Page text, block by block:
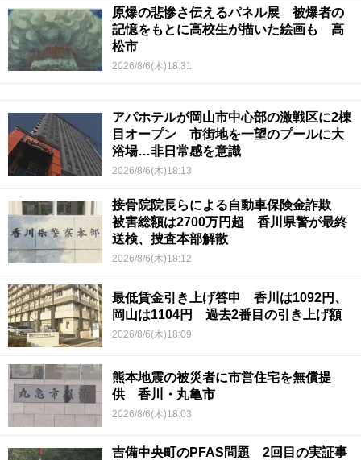
原爆の悲惨さ伝えるパネル展 被爆者の
記憶をもとに高校生が描いた絵画も 高
松市
2026/8/6(木)18:31
アパホテルが岡山市中心部の激戦区に2棟
目オープン 市街地を一望のプールに大
浴場…非日常感を意識
2026/8/6(木)18:13
接骨院院長らによる自動車保険金詐欺
被害総額は2700万円超 香川県警が最終
送検、捜査本部解散
2026/8/6(木)18:12
最低賃金引き上げ答申 香川は1092円、
岡山は1104円 過去2番目の引き上げ額
2026/8/6(木)18:09
熊本地震の被災者に市営住宅を無償提
供 香川・丸亀市
2026/8/6(木)18:03
吉備中央町のPFAS問題 2回目の実証事